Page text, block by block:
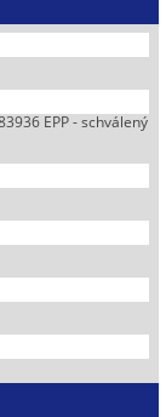
EPP - schválený